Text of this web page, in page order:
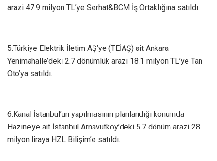
arazi 47.9 milyon TL’ye Serhat&BCM İş Ortaklığına satıldı.
5.Türkiye Elektrik İletim AŞ’ye (TEİAŞ) ait Ankara
Yenimahalle’deki 2.7 dönümlük arazi 18.1 milyon TL’ye Tan
Oto’ya satıldı.
6.Kanal İstanbul’un yapılmasının planlandığı konumda
Hazine’ye ait İstanbul Arnavutköy’deki 5.7 dönüm arazi 28
milyon liraya HZL Bilişim’e satıldı.